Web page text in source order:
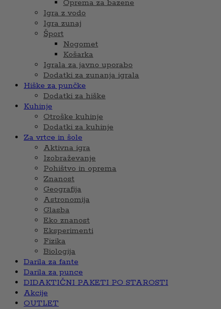
Oprema za bazene
Igra z vodo
Igra zunaj
Šport
Nogomet
Košarka
Igrala za javno uporabo
Dodatki za zunanja igrala
Hiške za punčke
Dodatki za hiške
Kuhinje
Otroške kuhinje
Dodatki za kuhinje
Za vrtce in šole
Aktivna igra
Izobraževanje
Pohištvo in oprema
Znanost
Geografija
Astronomija
Glasba
Eko znanost
Eksperimenti
Fizika
Biologija
Darila za fante
Darila za punce
DIDAKTIČNI PAKETI PO STAROSTI
Akcije
OUTLET